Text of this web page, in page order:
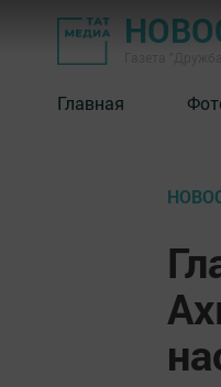
Главная